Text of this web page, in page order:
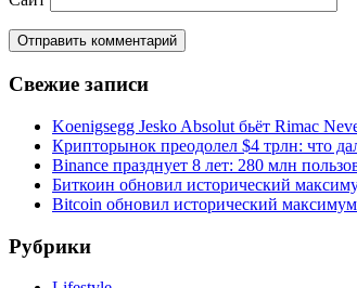
Свежие записи
Koenigsegg Jesko Absolut бьёт Rimac
Крипторынок преодолел $4 трлн: что
Binance празднует 8 лет: 280 млн
Биткоин обновил исторический
Bitcoin обновил исторический
Рубрики